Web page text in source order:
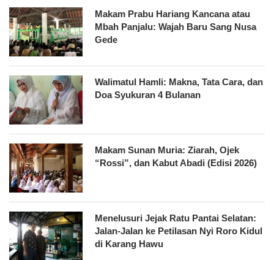
Makam Prabu Hariang Kancana atau
Mbah Panjalu: Wajah Baru Sang Nusa
Gede
Walimatul Hamli: Makna, Tata Cara, dan
Doa Syukuran 4 Bulanan
Makam Sunan Muria: Ziarah, Ojek
“Rossi”, dan Kabut Abadi (Edisi 2026)
Menelusuri Jejak Ratu Pantai Selatan:
Jalan-Jalan ke Petilasan Nyi Roro Kidul
di Karang Hawu